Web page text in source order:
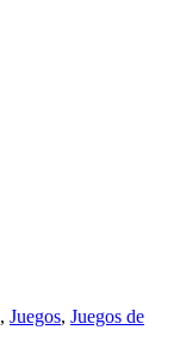
, Juegos, Juegos de